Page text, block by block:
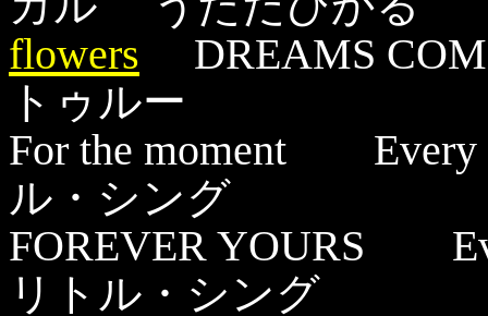
flowers DREAMS
トゥルー
For the moment
ル・シング
FOREVER YOURS
リトル・シング